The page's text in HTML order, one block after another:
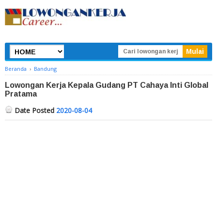
Beranda › Bandung
Lowongan Kerja Kepala Gudang PT Cahaya Inti Global
Pratama
Date Posted 2020-08-04